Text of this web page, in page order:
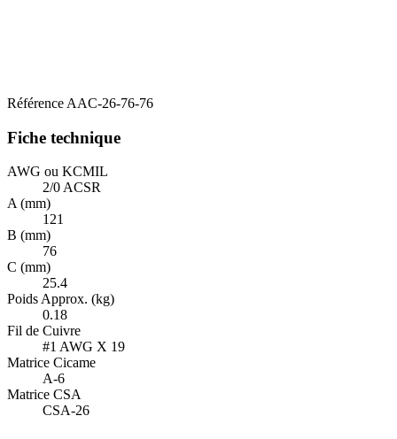
Référence AAC-26-76-76
Fiche technique
AWG ou KCMIL
2/0 ACSR
A (mm)
121
B (mm)
76
C (mm)
25.4
Poids Approx. (kg)
0.18
Fil de Cuivre
#1 AWG X 19
Matrice Cicame
A-6
Matrice CSA
CSA-26